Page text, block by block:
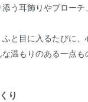
う耳飾りやブロー
と目に入るたびに、
温もりのある一点も
り